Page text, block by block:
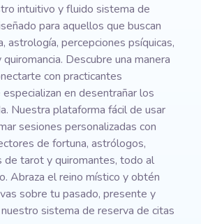
intuitivo y fluido sistema de
para aquellos que buscan
astrología, percepciones psíquicas,
Descubre una manera
con practicantes
en desentrañar los
Nuestra plataforma fácil de usar
sesiones personalizadas con
de fortuna, astrólogos,
de tarot y quiromantes, todo al
Abraza el reino místico y obtén
sobre tu pasado, presente y
sistema de reserva de citas